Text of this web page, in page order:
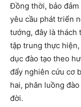
Đồng thời, bảo
yêu cầu phát triển
tướng, đây là thách
tập trung thực
dục đào tạo theo
đẩy nghiên cứu cơ
hai, phân luồng
đời.